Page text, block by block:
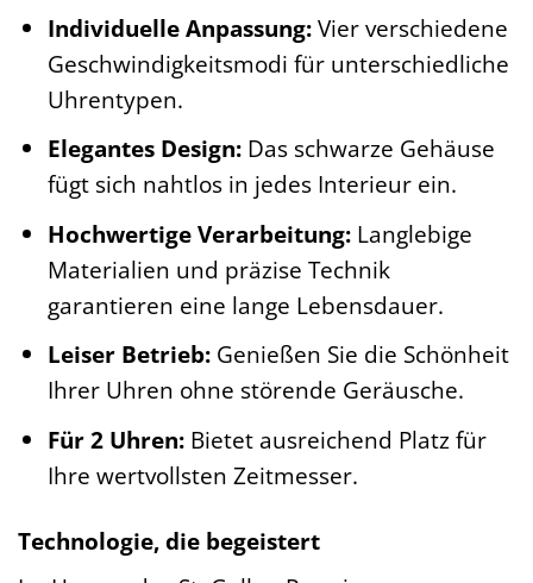
Individuelle Anpassung:Vier verschiedene
Geschwindigkeitsmodi für unterschiedliche
Uhrentypen.
Elegantes Design:Das schwarze Gehäuse
fügt sich nahtlos in jedes Interieur ein.
Hochwertige Verarbeitung:Langlebige
Materialien und präzise Technik
garantieren eine lange Lebensdauer.
Leiser Betrieb:Genießen Sie die Schönheit
Ihrer Uhren ohne störende Geräusche.
Für 2 Uhren:Bietet ausreichend Platz für
Ihre wertvollsten Zeitmesser.
Technologie, die begeistert